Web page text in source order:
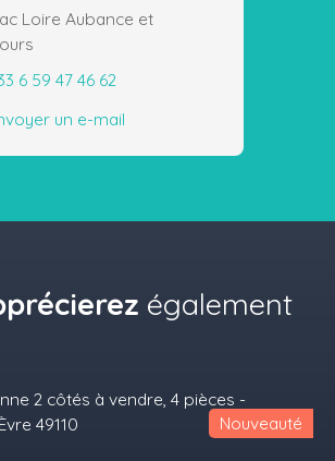
Loire Aubance et
6 59 47 46 62
un e-mail
également
Nouveauté